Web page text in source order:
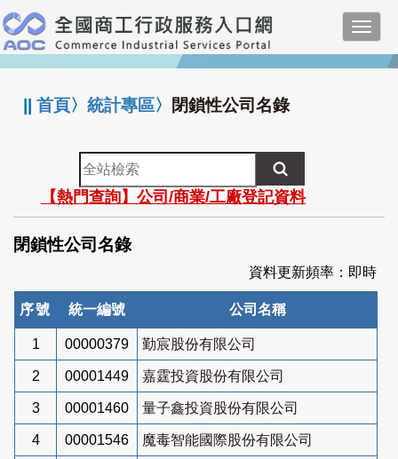
跳
到
主
要
:::
||首頁〉統計專區〉 閉鎖性公司名錄
全
站
檢
索
【熱門查詢】公司/商業/工廠登記資料
閉鎖性公司名錄
資料更新頻率：即時
序號 統一編號 公司名稱
1 00000379 勤宸股份有限公司
2 00001449 嘉霆投資股份有限公司
3 00001460 量子鑫投資股份有限公司
4 00001546 魔毒智能國際股份有限公司